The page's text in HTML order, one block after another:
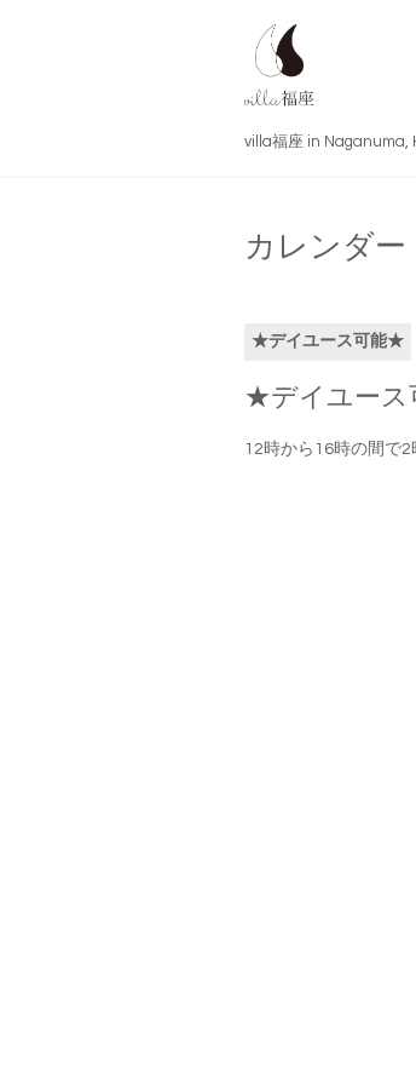
villa福座 in Naganuma,
カレンダー
★デイユース可能★
★デイユー
12時から16時の間で2